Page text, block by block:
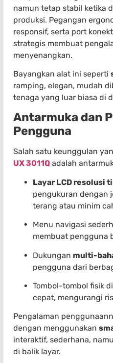
namun tetap stabil ketika
produksi. Pegangan
responsif, serta port
strategis membuat
menyenangkan.
Bayangkan alat ini seperti
ramping, elegan, mudah
tenaga yang luar biasa di
Antarmuka dan
Pengguna
Salah satu keunggulan
UX 3011Q adalah
Layar LCD resolusi
pengukuran dengan
terang atau minim
Menu navigasi
membuat pengguna
Dukungan multi-
pengguna dari
Tombol-tombol fisik
cepat, mengurangi
Pengalaman
dengan menggunakan
interaktif, sederhana,
di balik layar.